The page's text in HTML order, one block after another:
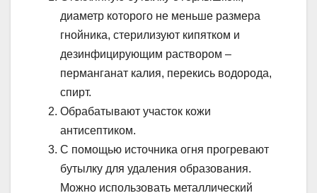
диаметр которого не меньше размера
гнойника, стерилизуют кипятком и
дезинфицирующим раствором –
перманганат калия, перекись водорода,
спирт.
Обрабатывают участок кожи
антисептиком.
С помощью источника огня прогревают
бутылку для удаления образования.
Можно использовать металлический